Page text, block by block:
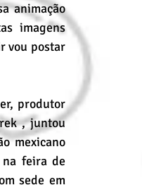
animação
imagens
vou postar
produtor
, juntou
mexicano
na feira de
sede em